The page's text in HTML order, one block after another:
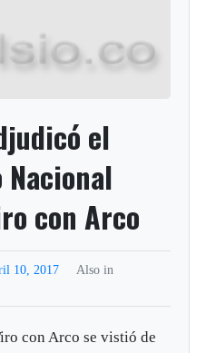
el
Nacional
con Arco
10, 2017
Also in
con Arco se vistió de